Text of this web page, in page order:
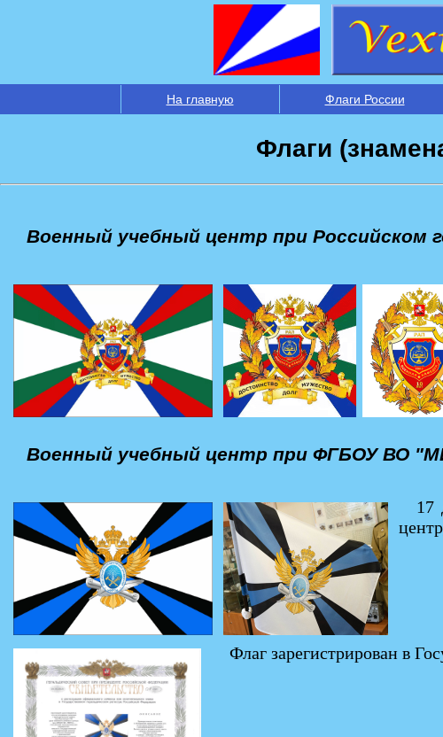
На главную Флаги России
Флаги
Военный учебный центр при Российском
Военный учебный центр при ФГБОУ ВО
17
Флаг зарегистрирован в